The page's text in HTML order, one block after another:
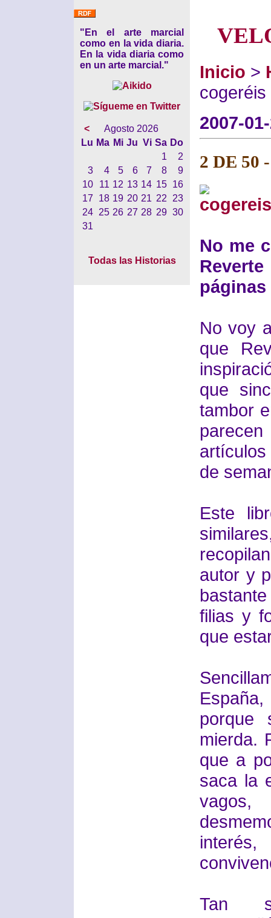
"En el arte marcial
como en la vida diaria.
En la vida diaria como
en un arte marcial."
<
Agosto 2026
Lu Ma Mi Ju Vi Sa Do
1
2
3
4 5 6 7 8
9
10
11 12 13 14 15
16
17
18 19 20 21 22
23
24
25 26 27 28 29 30
31
Todas las Historias
Inicio >
cogeréis
2007-
2 DE 50
No me
páginas
No voy
que
que
tambor
de
Este
autor y
filias y
que
porque
mierda.
que a
saca la
Tan